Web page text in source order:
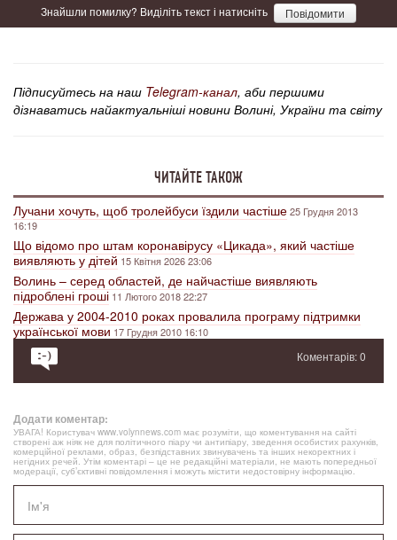
Знайшли помилку? Виділіть текст і натисніть Повідомити
Підписуйтесь на наш Telegram-канал, аби першими
дізнаватись найактуальніші новини Волині, України та світу
ЧИТАЙТЕ ТАКОЖ
Лучани хочуть, щоб тролейбуси їздили частіше25 Грудня 2013
16:19
Що відомо про штам коронавірусу «Цикада», який частіше
виявляють у дітей 15 Квітня 2026 23:06
Волинь – серед областей, де найчастіше виявляють
підроблені гроші 11 Лютого 2018 22:27
Держава у 2004-2010 роках провалила програму підтримки
української мови 17 Грудня 2010 16:10
Коментарів: 0
Додати коментар:
УВАГА! Користувач www.volynnews.com має розуміти, що коментування на сайті
створені аж ніяк не для політичного піару чи антипіару, зведення особистих рахунків,
комерційної реклами, образ, безпідставних звинувачень та інших некоректних і
негідних речей. Утім коментарі – це не редакційні матеріали, не мають попередньої
модерації, суб’єктивні повідомлення і можуть містити недостовірну інформацію.